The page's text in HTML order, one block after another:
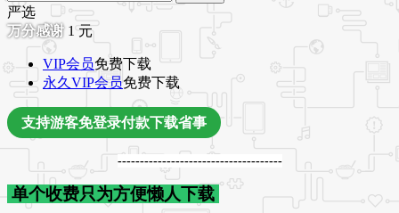
严选
1 元
VIP会员免费下载
永久VIP会员免费下载
支持游客免登录付款下载省事
-------------------------------------
单个收费只为方便懒人下载